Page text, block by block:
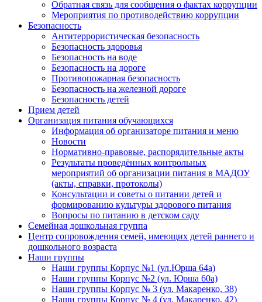
Обратная связь для сообщения о фактах коррупции
Мероприятия по противодействию коррупции
Безопасность
Антитеррористическая безопасность
Безопасность здоровья
Безопасность на воде
Безопасность на дороге
Противопожарная безопасность
Безопасность на железной дороге
Безопасность детей
Прием детей
Организация питания обучающихся
Информация об организаторе питания и меню
Новости
Нормативно-правовые, распорядительные акты
Результаты проведённых контрольных
мероприятий об организации питания в МАДОУ
(акты, справки, протоколы)
Консультации и советы о питании детей и
формированию культуры здорового питания
Вопросы по питанию в детском саду
Семейная дошкольная группа
Центр сопровождения семей, имеющих детей раннего и
дошкольного возраста
Наши группы
Наши группы Корпус №1 (ул.Юрша 64а)
Наши группы Корпус №2 (ул. Юрша 60а)
Наши группы Корпус № 3 (ул. Макаренко, 38)
Наши группы Корпус № 4 (ул. Макаренко, 42)